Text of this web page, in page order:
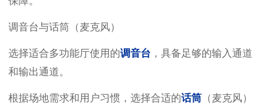
调音台与话筒（麦克风）
选择适合多功能厅使用的调音台 ，具备足够的输入通道
和输出通道。
根据场地需求和用户习惯，选择合适的话筒 （麦克风）